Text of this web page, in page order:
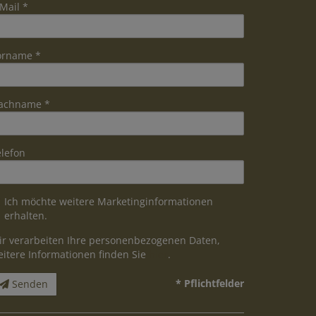
Ich möchte weitere Marketinginformationen
erhalten.
verarbeiten Ihre personenbezogenen Daten,
Informationen finden Sie
.
Senden * Pflichtfelder